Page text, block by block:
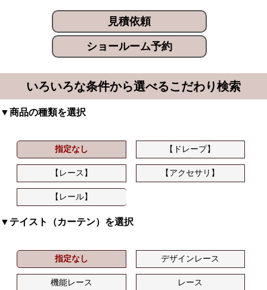
見積依頼
ショールーム予約
いろいろな条件から選べるこだわり検索
▼商品の種類を選択
指定なし 【ドレープ】
【レース】 【アクセサリ】
【レール】
▼テイスト（カーテン）を選択
指定なし デザインレース
機能レース レース